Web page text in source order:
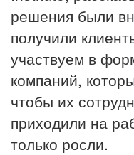
решения были
получили
участвуем в
компаний,
чтобы их
приходили на
только росли.